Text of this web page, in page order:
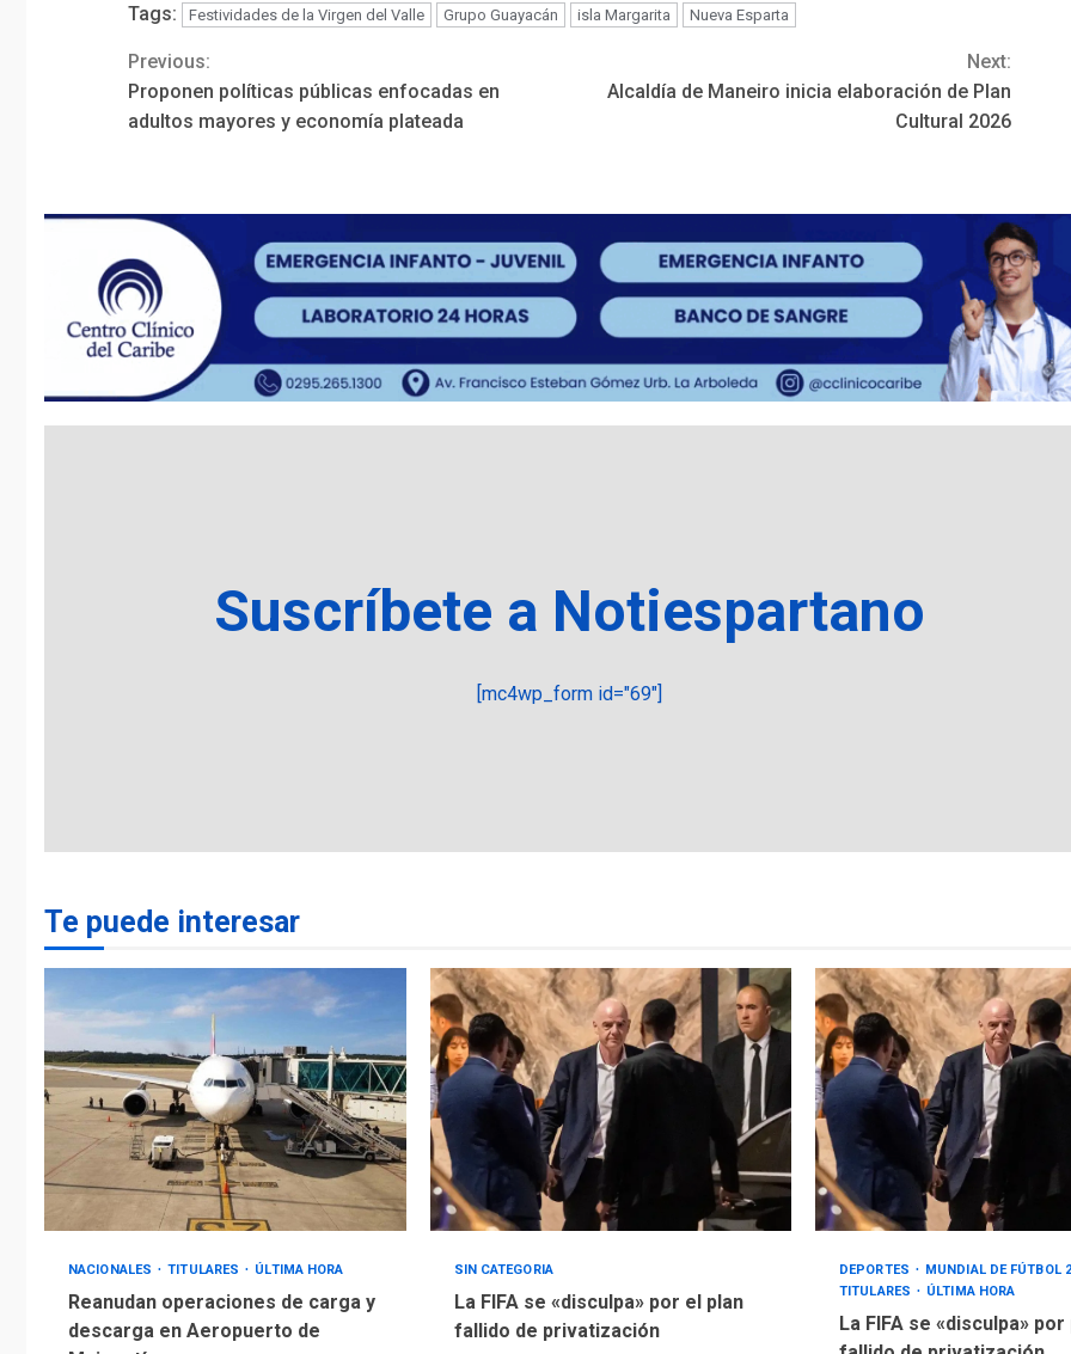
Tags: Festividades de la Virgen del Valle Grupo Guayacán isla Margarita Nueva Esparta
Continue
Reading
Previous:
Proponen políticas públicas enfocadas en
adultos mayores y economía plateada
Next:
Alcaldía de Maneiro inicia elaboración de Plan
Cultural 2026
Suscríbete a Notiespartano
[mc4wp_form id="69"]
Te puede interesar
NACIONALES TITULARES ÚLTIMA HORA
Reanudan operaciones de carga y
descarga en Aeropuerto de
SIN CATEGORIA
La FIFA se «disculpa» por el plan
fallido de privatización
DEPORTES
MUNDIAL DE FÚTBOL
TITULARES
ÚLTIMA HORA
La FIFA se «disculpa» por